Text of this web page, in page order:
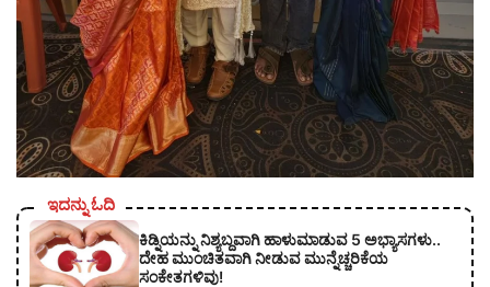
ಇದನ್ನು ಓದಿ
ಕಿಡ್ನಿಯನ್ನು ನಿಶ್ಯಬ್ದವಾಗಿ ಹಾಳುಮಾಡುವ 5 ಅಭ್ಯಾಸಗಳು..
ದೇಹ ಮುಂಚಿತವಾಗಿ ನೀಡುವ ಮುನ್ನೆಚ್ಚರಿಕೆಯ
ಸಂಕೇತಗಳಿವು!